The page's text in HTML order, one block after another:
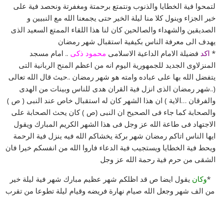
لتمحوا فية الخطايا والذنوب ونتمتع برحمتة ومغفرتة ونحصد فية على
خير الجزاء وينول كلا منا ليلة الخير حتى يجمعنا الله مع النبيين و
الصديقين والشهداء والصالحين كان لنا هذا اللقاء الممتع السعيد الذى
يهدف الى معرفة الناس بكيفية استقبال شهر رمضان
* اكد فضيلة الامام الداعية الاسلامى محمود ذكى .. امام مسجد
المنزلاوى الجديد للجمهورية اليوم انه من اعظم المنح الربانية التى
يتفضل الله بها على عباده وامته هو شهر رمضان ..حيث قال الله تعالى
(..شهر رمضان الذى انزل فية القران هدى للناس وبينات من الهدى
والفرقان …الاية ) ان هذا الشهر كان له استقبال خاص عند النبى ( ص )
والصحابة كما جاء فى الصحيح ان النبى (ص ) كان يحث الصحابة على
الاجتهاد فى طاعة الله عز وجل فى هذا الشهر الكريم المبارك ويقول
ايها الناس اتاكم رمضان شهر بركة يخشاكم الله فيه ينزل فية الرحمة
ويحط فية الخطايا ويستجيب فية الدعاء فاروا الله من انفسكم خيرا فان
الشقى من حرم فية رحمة الله عز وجل
*وكان يقول ايضا ص قد اظلكم شهر عظيم مبارك شهر فية ليلة خير
من الف شهر وجعل الله صيام نهارة فريضه وقيام ليلة تطوعا من تقرب